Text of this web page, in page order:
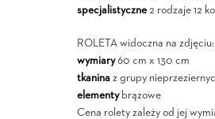
specjalistyczne2 rodzaje 12
ROLETA widoczna na zdjęciu:
wymiary60 cm x 130 cm
tkaninaz grupy
elementybrązowe
Cena rolety zależy od jej